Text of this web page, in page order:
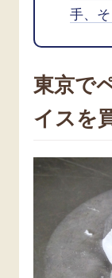
手、
東京で
イスを